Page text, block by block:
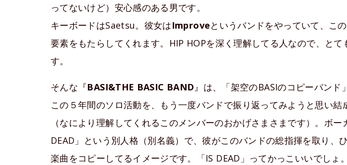
ってないけど）安心感のある男です。
キーボードはSaetsu。彼女はImproveというバンドをやっていて、こ
要素をもたらしてくれます。HIP HOPを深く理解してる人なので、とて
す。
そんな『BASI&THE BASIC BAND 』は、「架空のBASIのコピーバンド
この５年間のソロ活動を、もう一度バンドで振り返ってみようと思い結
（なにより理解してくれるこのメンバーのおかげさまさまです）。ボー
DEAD」という別人格（別名義）で、彼がこのバンドの総指揮を取り、
楽曲をコピーしてるイメージです。「IS DEAD」ってかっこいいでしょ